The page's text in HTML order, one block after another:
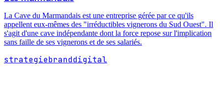
La Cave du Marmandais est une entreprise gérée par ce qu'ils
appellent eux-mêmes des "irréductibles vignerons du Sud Ouest". Il
s'agit d'une cave indépendante dont la force repose sur l'implication
sans faille de ses vignerons et de ses salariés.
strategiebranddigital